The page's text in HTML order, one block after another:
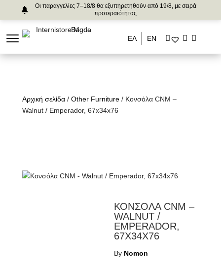
Οι παραγγελίες 7–18/8 θα εξυπηρετηθούν από 19/8, με σειρά
προτεραιότητας
ΕΛ ΕΝ
Αρχική σελίδα/ Other Furniture/ Κονσόλα CNM –
Walnut / Emperador, 67x34x76
ΚΟΝΣΟΛΑ CNM –
WALNUT /
EMPERADOR,
67X34X76
By Nomon